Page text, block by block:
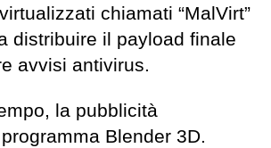
chiamati “MalVirt”
distribuire il payload finale
avvisi antivirus.
la pubblicità
Blender 3D.